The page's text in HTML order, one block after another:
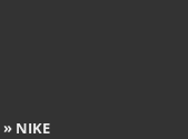
» NIKE